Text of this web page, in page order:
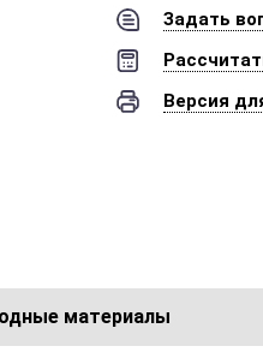
Задать
Версия
материалы